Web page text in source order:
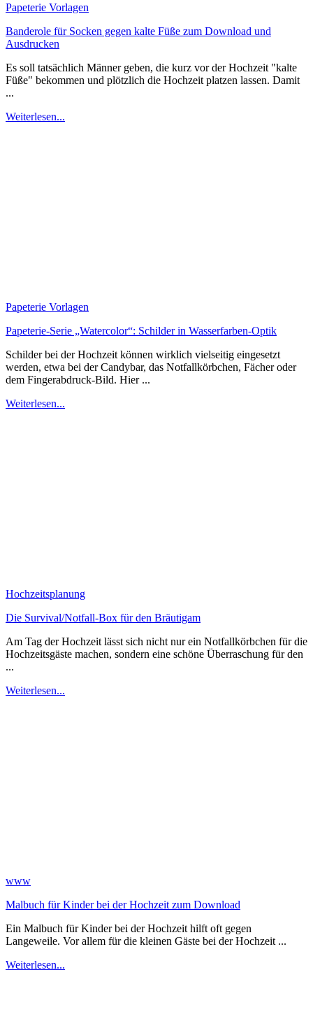
Papeterie Vorlagen
Banderole für Socken gegen kalte Füße zum Download und
Ausdrucken
Es soll tatsächlich Männer geben, die kurz vor der Hochzeit "kalte
Füße" bekommen und plötzlich die Hochzeit platzen lassen. Damit
...
Weiterlesen...
Papeterie Vorlagen
Papeterie-Serie „Watercolor“: Schilder in Wasserfarben-Optik
Schilder bei der Hochzeit können wirklich vielseitig eingesetzt
werden, etwa bei der Candybar, das Notfallkörbchen, Fächer oder
dem Fingerabdruck-Bild. Hier ...
Weiterlesen...
Hochzeitsplanung
Die Survival/Notfall-Box für den Bräutigam
Am Tag der Hochzeit lässt sich nicht nur ein Notfallkörbchen für die
Hochzeitsgäste machen, sondern eine schöne Überraschung für den
...
Weiterlesen...
www
Malbuch für Kinder bei der Hochzeit zum Download
Ein Malbuch für Kinder bei der Hochzeit hilft oft gegen
Langeweile. Vor allem für die kleinen Gäste bei der Hochzeit ...
Weiterlesen...